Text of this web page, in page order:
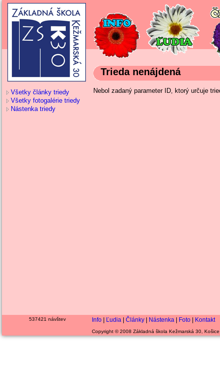
Všetky články triedy
Všetky fotogalérie triedy
Nástenka triedy
Trieda nenájdená
Nebol zadaný parameter ID, ktorý určuje
537421 návštev Info| Ľudia| Články| Nástenka| Foto| Kontakt
Copyright © 2008 Základná škola Kežmarská 30, Košice